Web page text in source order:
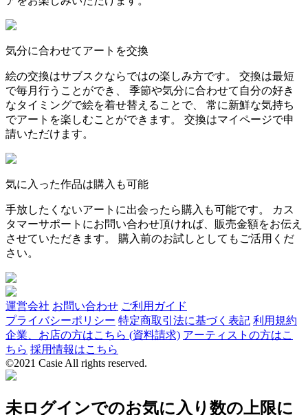
気分に合わせてアートを交換
絵の交換はサブスクならではの楽しみ方です。 交換は最短
で毎月行うことができ、 季節や気分に合わせて自分の好き
なタイミングで絵を着せ替えることで、 常に新鮮な気持ち
でアートを楽しむことができます。 交換はマイページで申
請いただけます。
気に入った作品は購入も可能
手放したくないアートに出会ったら購入も可能です。 カス
タマーサポートにお問い合わせ頂ければ、販売金額をお伝え
させていただきます。 購入前のお試しとしてもご活用くだ
さい。
運営会社 お問い合わせ ご利用ガイド
プライバシーポリシー 特定商取引法に基づく表記 利用規約
企業、お店の方はこちら (資料請求) アーティストの方はこ
ちら 採用情報はこちら
©2021 Casie All rights reserved.
未ログインでのお気に入り数の上限に